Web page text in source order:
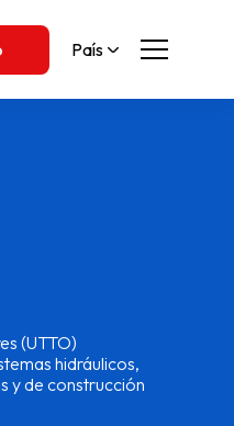
País
(UTTO)
hidráulicos,
y de construcción